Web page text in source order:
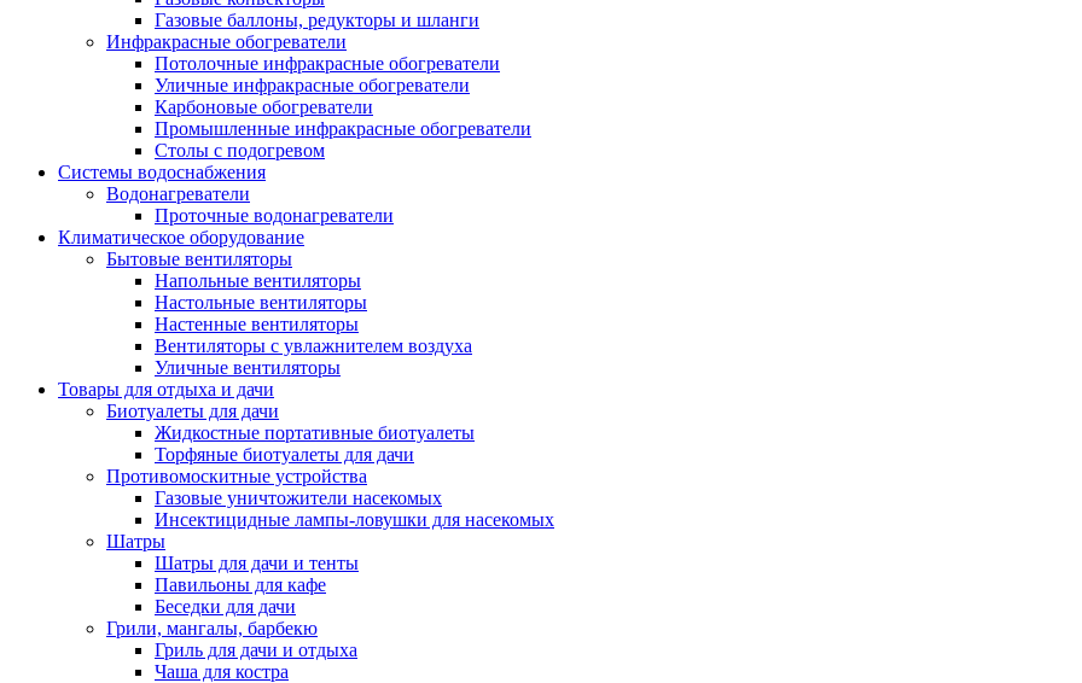
Газовые баллоны, редукторы и шланги
Инфракрасные обогреватели
Потолочные инфракрасные обогреватели
Уличные инфракрасные обогреватели
Карбоновые обогреватели
Промышленные инфракрасные обогреватели
Столы с подогревом
Системы водоснабжения
Водонагреватели
Проточные водонагреватели
Климатическое оборудование
Бытовые вентиляторы
Напольные вентиляторы
Настольные вентиляторы
Настенные вентиляторы
Вентиляторы с увлажнителем воздуха
Уличные вентиляторы
Товары для отдыха и дачи
Биотуалеты для дачи
Жидкостные портативные биотуалеты
Торфяные биотуалеты для дачи
Противомоскитные устройства
Газовые уничтожители насекомых
Инсектицидные лампы-ловушки для насекомых
Шатры
Шатры для дачи и тенты
Павильоны для кафе
Беседки для дачи
Грили, мангалы, барбекю
Гриль для дачи и отдыха
Чаша для костра